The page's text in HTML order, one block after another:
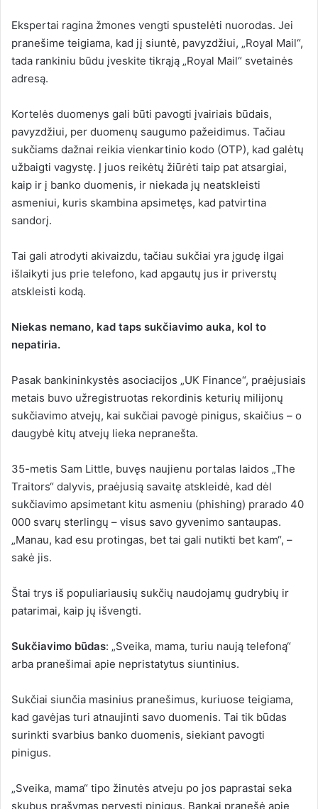
Ekspertai ragina žmones vengti spustelėti nuorodas. Jei
pranešime teigiama, kad jį siuntė, pavyzdžiui, „Royal Mail“,
tada rankiniu būdu įveskite tikrąją „Royal Mail“ svetainės
adresą.
Kortelės duomenys gali būti pavogti įvairiais būdais,
pavyzdžiui, per duomenų saugumo pažeidimus. Tačiau
sukčiams dažnai reikia vienkartinio kodo (OTP), kad galėtų
užbaigti vagystę. Į juos reikėtų žiūrėti taip pat atsargiai,
kaip ir į banko duomenis, ir niekada jų neatskleisti
asmeniui, kuris skambina apsimetęs, kad patvirtina
sandorį.
Tai gali atrodyti akivaizdu, tačiau sukčiai yra įgudę ilgai
išlaikyti jus prie telefono, kad apgautų jus ir priverstų
atskleisti kodą.
Niekas nemano, kad taps sukčiavimo auka, kol to
nepatiria.
Pasak bankininkystės asociacijos „UK Finance“, praėjusiais
metais buvo užregistruotas rekordinis keturių milijonų
sukčiavimo atvejų, kai sukčiai pavogė pinigus, skaičius – o
daugybė kitų atvejų lieka nepranešta.
35-metis Sam Little, buvęs naujienu portalas laidos „The
Traitors“ dalyvis, praėjusią savaitę atskleidė, kad dėl
sukčiavimo apsimetant kitu asmeniu (phishing) prarado 40
000 svarų sterlingų – visus savo gyvenimo santaupas.
„Manau, kad esu protingas, bet tai gali nutikti bet kam“, –
sakė jis.
Štai trys iš populiariausių sukčių naudojamų gudrybių ir
patarimai, kaip jų išvengti.
Sukčiavimo būdas: „Sveika, mama, turiu naują telefoną“
arba pranešimai apie nepristatytus siuntinius.
Sukčiai siunčia masinius pranešimus, kuriuose teigiama,
kad gavėjas turi atnaujinti savo duomenis. Tai tik būdas
surinkti svarbius banko duomenis, siekiant pavogti
pinigus.
„Sveika, mama“ tipo žinutės atveju po jos paprastai seka
skubus prašymas pervesti pinigus. Bankai pranešė apie